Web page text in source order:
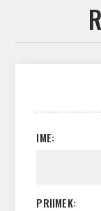
IME:
PRIIMEK: